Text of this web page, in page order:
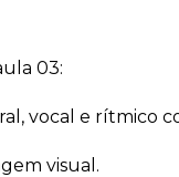
03:
vocal e rítmico
visual.